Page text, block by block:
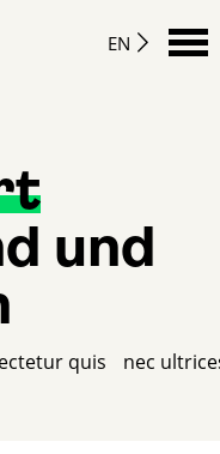
EN
und
quis nec